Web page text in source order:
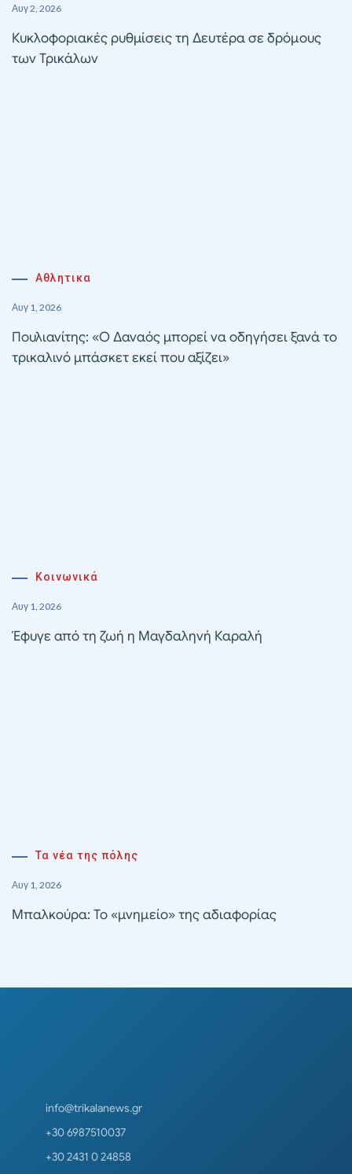
Αυγ 2, 2026
Κυκλοφοριακές ρυθμίσεις τη Δευτέρα σε δρόμους
των Τρικάλων
Αθλητικα
Αυγ 1, 2026
Πουλιανίτης: «Ο Δαναός μπορεί να οδηγήσει ξανά το
τρικαλινό μπάσκετ εκεί που αξίζει»
Κοινωνικά
Αυγ 1, 2026
Έφυγε από τη ζωή η Μαγδαληνή Καραλή
Τα νέα της πόλης
Αυγ 1, 2026
Μπαλκούρα: Το «μνημείο» της αδιαφορίας
info@trikalanews.gr
+30 6987510037
+30 2431 0 24858